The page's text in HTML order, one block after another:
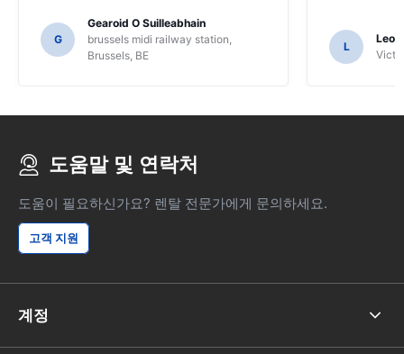
G
Gearoid O Suilleabhain
brussels midi railway station,
Brussels, BE
L
도움말 및 연락처
도움이 필요하신가요? 렌탈 전문가에게 문의하세요.
고객 지원
계정